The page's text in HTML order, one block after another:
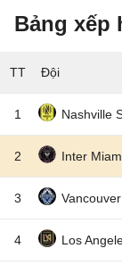
Bảng xếp
TT Đội
1 Nashville
2 Inter
3
4 Los